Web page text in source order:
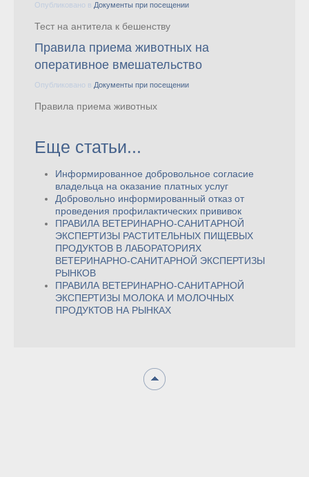
Опубликовано в Документы при посещении
Тест на антитела к бешенству
Правила приема животных на
оперативное вмешательство
Опубликовано в Документы при посещении
Правила приема животных
Еще статьи...
Информированное добровольное согласие
владельца на оказание платных услуг
Добровольно информированный отказ от
проведения профилактических прививок
ПРАВИЛА ВЕТЕРИНАРНО-САНИТАРНОЙ
ЭКСПЕРТИЗЫ РАСТИТЕЛЬНЫХ ПИЩЕВЫХ
ПРОДУКТОВ В ЛАБОРАТОРИЯХ
ВЕТЕРИНАРНО-САНИТАРНОЙ ЭКСПЕРТИЗЫ
РЫНКОВ
ПРАВИЛА ВЕТЕРИНАРНО-САНИТАРНОЙ
ЭКСПЕРТИЗЫ МОЛОКА И МОЛОЧНЫХ
ПРОДУКТОВ НА РЫНКАХ